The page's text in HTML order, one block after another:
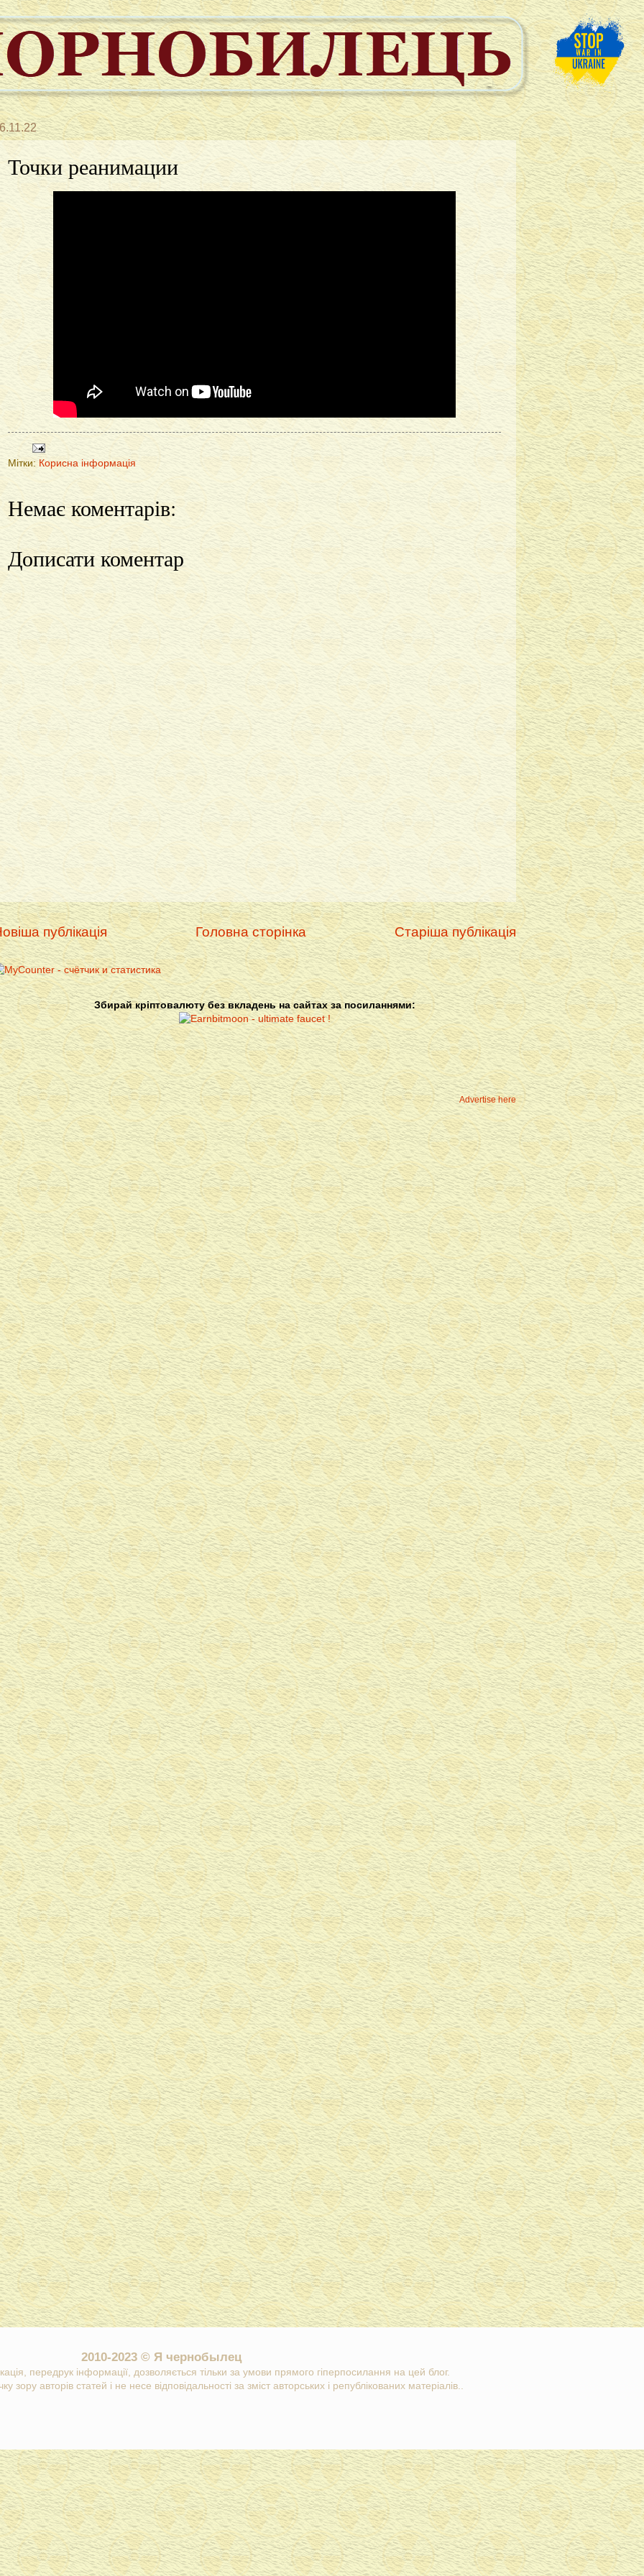
Точки реанимации
Мітки: Корисна інформація
Немає коментарів:
Дописати коментар
публікація Старіша публікація
Головна сторінка
Збирай кріптовалюту без вкладень на сайтах за посиланнями:
Advertise here
2010-2023 © Я чернобылец
передрук інформації, дозволяється тільки за умови прямого гіперпосилання на цей блог.
зору авторів статей і не несе відповідальності за зміст авторських і републікованих матеріалів..